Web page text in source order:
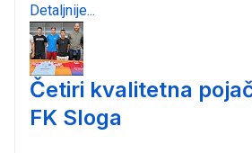
Detaljnije...
Četiri kvalitetna
FK Sloga